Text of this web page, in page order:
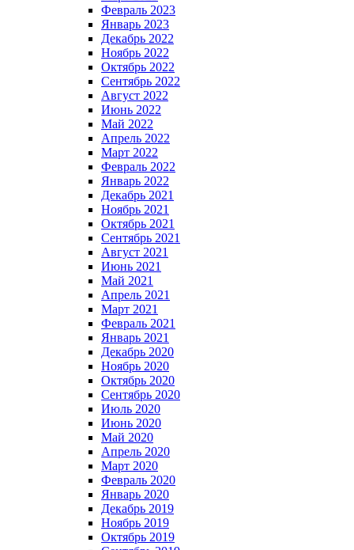
Февраль 2023
Январь 2023
Декабрь 2022
Ноябрь 2022
Октябрь 2022
Сентябрь 2022
Август 2022
Июнь 2022
Май 2022
Апрель 2022
Март 2022
Февраль 2022
Январь 2022
Декабрь 2021
Ноябрь 2021
Октябрь 2021
Сентябрь 2021
Август 2021
Июнь 2021
Май 2021
Апрель 2021
Март 2021
Февраль 2021
Январь 2021
Декабрь 2020
Ноябрь 2020
Октябрь 2020
Сентябрь 2020
Июль 2020
Июнь 2020
Май 2020
Апрель 2020
Март 2020
Февраль 2020
Январь 2020
Декабрь 2019
Ноябрь 2019
Октябрь 2019